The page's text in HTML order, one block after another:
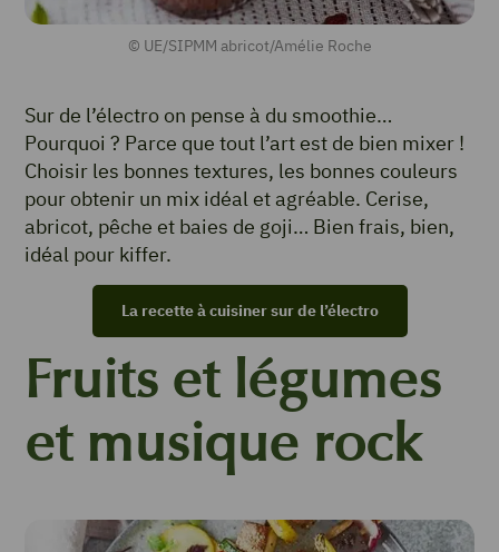
© UE/SIPMM abricot/Amélie Roche
Sur de l’électro on pense à du smoothie…
Pourquoi ? Parce que tout l’art est de bien mixer !
Choisir les bonnes textures, les bonnes couleurs
pour obtenir un mix idéal et agréable. Cerise,
abricot, pêche et baies de goji… Bien frais, bien,
idéal pour kiffer.
La recette à cuisiner sur de l’électro
Fruits et légumes
et musique rock